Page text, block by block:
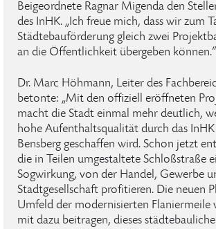
Beigeordnete Ragnar Migenda den
des InHK. „Ich freue mich, dass wir zum
Städtebauförderung gleich zwei
an die Öffentlichkeit übergeben können.“
Dr. Marc Höhmann, Leiter des
betonte: „Mit den offiziell eröffneten
macht die Stadt einmal mehr deutlich,
hohe Aufenthaltsqualität durch das InHK
Bensberg geschaffen wird. Schon jetzt
die in Teilen umgestaltete Schloßstraße
Sogwirkung, von der Handel, Gewerbe
Stadtgesellschaft profitieren. Die neuen
Umfeld der modernisierten Flaniermeile
mit dazu beitragen, dieses städtebauliche